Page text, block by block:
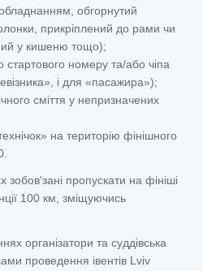
обгорнутий
прикріплений до рами чи
у кишеню тощо);
стартового номеру та/або чіпа
і для «пасажира»);
сміття у непризначених
на територію фінішного
пропускати на фініші
100 км, зміщуючись
організатори та суддівська
проведення івентів Lviv